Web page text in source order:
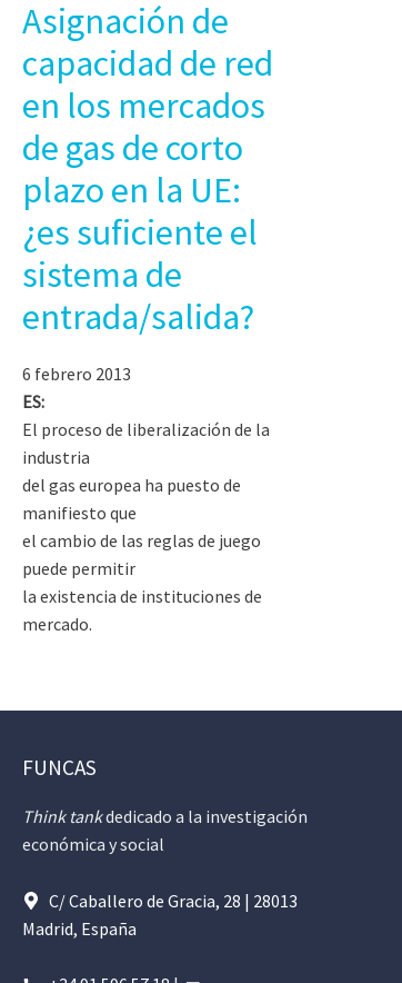
Asignación de
capacidad de red
en los mercados
de gas de corto
plazo en la UE:
¿es suficiente el
sistema de
entrada/salida?
6 febrero 2013
ES:
El proceso de liberalización de la
industria
del gas europea ha puesto de
manifiesto que
el cambio de las reglas de juego
puede permitir
la existencia de instituciones de
mercado.
FUNCAS
Think tankdedicado a la investigación
económica y social
C/ Caballero de Gracia, 28 | 28013
Madrid, España